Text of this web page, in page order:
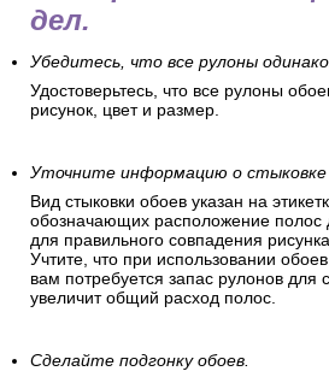
дел.
Убедитесь, что все рулоны
Удостоверьтесь, что все рулоны
рисунок, цвет и размер.
Уточните информацию о стыковке
Вид стыковки обоев указан на
обозначающих расположение полос
для правильного совпадения
Учтите, что при использовании
вам потребуется запас рулонов для
увеличит общий расход полос.
Сделайте подгонку обоев.